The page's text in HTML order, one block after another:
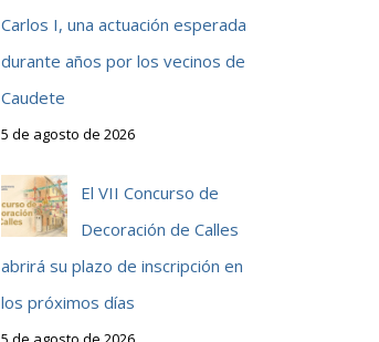
Carlos I, una actuación esperada
durante años por los vecinos de
Caudete
5 de agosto de 2026
El VII Concurso de
Decoración de Calles
abrirá su plazo de inscripción en
los próximos días